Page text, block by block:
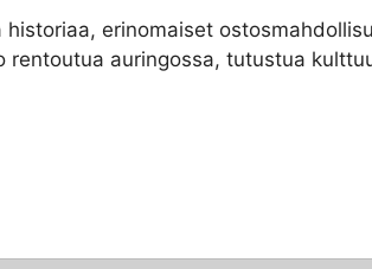
erinomaiset
rentoutua auringossa, tutustua